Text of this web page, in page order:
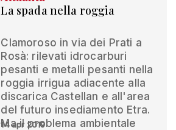
La spada nella roggia
Clamoroso in via dei Prati a
Rosà: rilevati idrocarburi
pesanti e metalli pesanti nella
roggia irrigua adiacente alla
discarica Castellan e all'area
del futuro insediamento Etra.
Ma il problema ambientale
14 apr 2019